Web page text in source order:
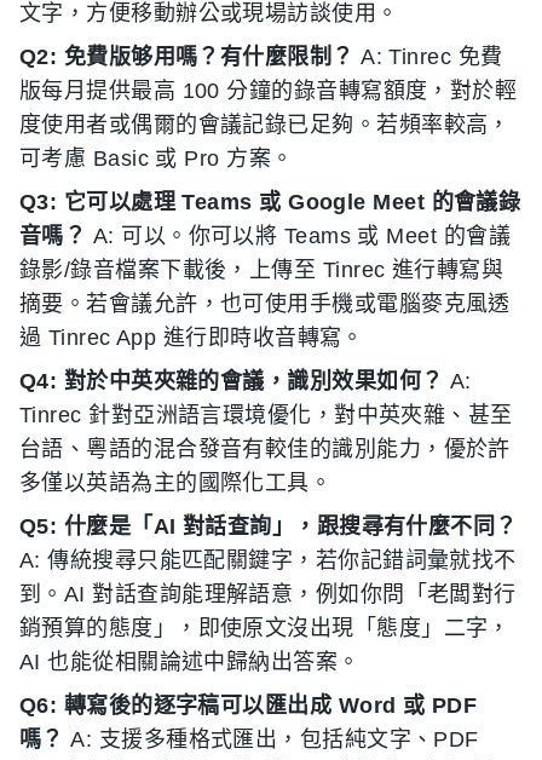
文字，方便移動辦公或現場訪談使用。
Q2: 免費版够用嗎？有什麼限制？ A: Tinrec 免費
版每月提供最高 100 分鐘的錄音轉寫額度，對於輕
度使用者或偶爾的會議記錄已足夠。若頻率較高，
可考慮 Basic 或 Pro 方案。
Q3: 它可以處理 Teams 或 Google Meet 的會議錄
音嗎？ A: 可以。你可以將 Teams 或 Meet 的會議
錄影/錄音檔案下載後，上傳至 Tinrec 進行轉寫與
摘要。若會議允許，也可使用手機或電腦麥克風透
過 Tinrec App 進行即時收音轉寫。
Q4: 對於中英夾雜的會議，識別效果如何？ A:
Tinrec 針對亞洲語言環境優化，對中英夾雜、甚至
台語、粵語的混合發音有較佳的識別能力，優於許
多僅以英語為主的國際化工具。
Q5: 什麼是「AI 對話查詢」，跟搜尋有什麼不同？
A: 傳統搜尋只能匹配關鍵字，若你記錯詞彙就找不
到。AI 對話查詢能理解語意，例如你問「老闆對行
銷預算的態度」，即使原文沒出現「態度」二字，
AI 也能從相關論述中歸納出答案。
Q6: 轉寫後的逐字稿可以匯出成 Word 或 PDF
嗎？ A: 支援多種格式匯出，包括純文字、PDF